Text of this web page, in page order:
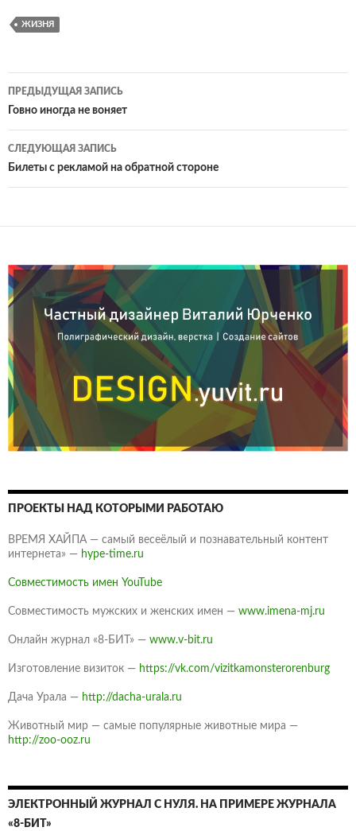
ЖИЗНЯ
Навигация
по
записям
ПРЕДЫДУЩАЯ ЗАПИСЬ
Говно иногда не воняет
СЛЕДУЮЩАЯ ЗАПИСЬ
Билеты с рекламой на обратной стороне
ПРОЕКТЫ НАД КОТОРЫМИ РАБОТАЮ
ВРЕМЯ ХАЙПА — самый весеёлый и познавательный контент
интернета» — hype-time.ru
Совместимость имен YouTube
Совместимость мужских и женских имен — www.imena-mj.ru
Онлайн журнал «8-БИТ» — www.v-bit.ru
Изготовление визиток — https://vk.com/vizitkamonsterorenburg
Дача Урала — http://dacha-urala.ru
Животный мир — самые популярные животные мира —
http://zoo-ooz.ru
ЭЛЕКТРОННЫЙ ЖУРНАЛ С НУЛЯ. НА ПРИМЕРЕ ЖУРНАЛА
«8-БИТ»